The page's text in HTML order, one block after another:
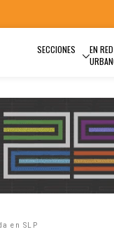
SECCIONES
EN
en SLP